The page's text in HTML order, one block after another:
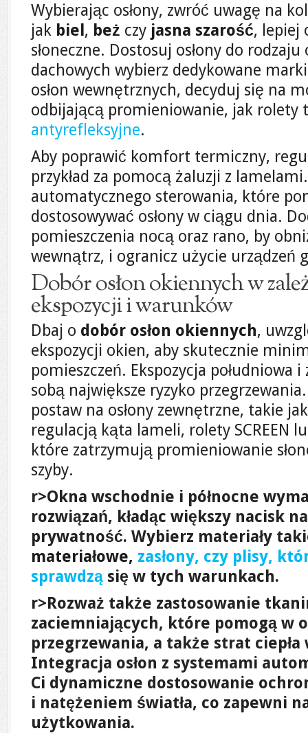
Wybierając osłony, zwróć uwagę na
jak biel , beż czy jasna szarość, lepiej
słoneczne. Dostosuj osłony do
dachowych wybierz dedykowane
osłon wewnętrznych, decyduj się na
odbijającą promieniowanie, jak
antyrefleksyjne.
Aby poprawić komfort termiczny,
przykład za pomocą żaluzji z
automatycznego sterowania, które
dostosowywać osłony w ciągu dnia.
pomieszczenia nocą oraz rano, by
wewnątrz, i ogranicz użycie urządzeń
Dobór osłon okiennych w
ekspozycji i warunków
Dbaj o dobór osłon okiennych,
ekspozycji okien, aby skutecznie
pomieszczeń. Ekspozycja południowa
sobą największe ryzyko
postaw na osłony zewnętrzne, takie
regulacją kąta lameli, rolety SCREEN
które zatrzymują promieniowanie
szyby.
r>Okna wschodnie i północne
rozwiązań, kładąc większy nacisk
prywatność. Wybierz materiały
materiałowe, zasłony, czy plisy,
sprawdzą się w tych warunkach.
r>Rozważ także zastosowanie
zaciemniających, które pomogą w
przegrzewania, a także strat
Integracja osłon z systemami
Ci dynamiczne dostosowanie
i natężeniem światła, co zapewni
użytkowania.